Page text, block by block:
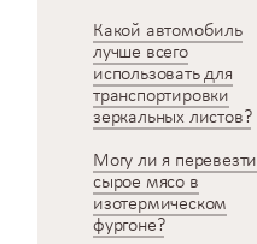
Какой автомобиль
лучше всего
использовать для
транспортировки
зеркальных листов?
Могу ли я перевезти
сырое мясо в
изотермическом
фургоне?